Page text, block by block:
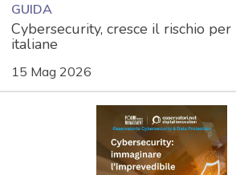
GUIDA
Cybersecurity, cresce il rischio
italiane
15 Mag 2026